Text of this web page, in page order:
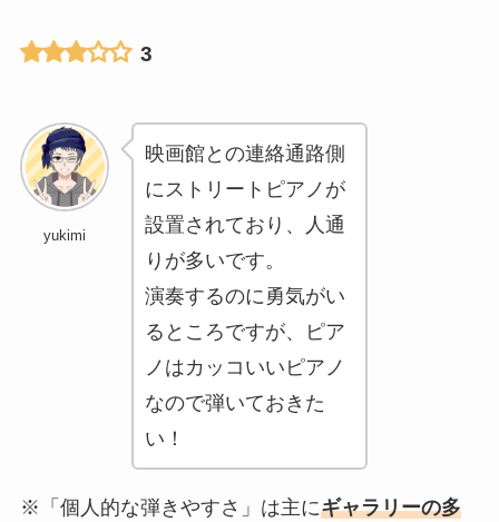
3
yukimi
映画館との連絡通路側
にストリートピアノが
設置されており、人通
りが多いです。
演奏するのに勇気がい
るところですが、ピア
ノはカッコいいピアノ
なので弾いておきた
い！
※「個人的な弾きやすさ」は主にギャラリーの多